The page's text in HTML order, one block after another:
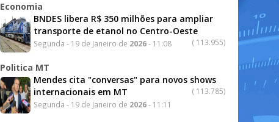
Economia
BNDES libera R$ 350 milhões para ampliar
transporte de etanol no Centro-Oeste
( 113.955)
Segunda - 19 de Janeiro de 2026- 11:08
Politica MT
Mendes cita "conversas" para novos shows
internacionais em MT
( 113.785)
Segunda - 19 de Janeiro de 2026- 11:11